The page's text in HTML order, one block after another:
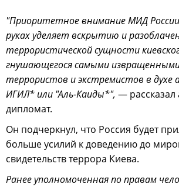
"Приоритетное внимание МИД
руках уделяет вскрытию и
террористической сущности
гнушающегося самыми
террористов и экстремистов в духе
ИГИЛ* или "Аль-Каиды*", — рассказал
дипломат.
Он подчеркнул, что Россия будет
больше усилий к доведению до
свидетельств террора Киева.
Ранее уполномоченная по правам